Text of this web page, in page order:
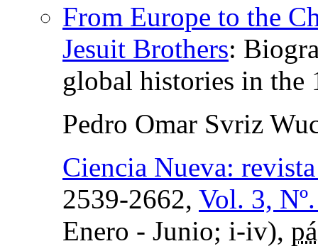
From Europe to the
Jesuit Brothers:
global histories in the
Pedro Omar Svriz
Ciencia Nueva:
2539-2662, Vol. 3,
Enero - Junio; i-iv),